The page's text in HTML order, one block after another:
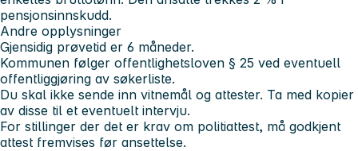
pensjonsinnskudd.
Andre opplysninger
Gjensidig prøvetid er 6 måneder.
Kommunen følger offentlighetsloven § 25 ved eventuell
offentliggjøring av søkerliste.
Du skal ikke sende inn vitnemål og attester. Ta med kopier
av disse til et eventuelt intervju.
For stillinger der det er krav om politiattest, må godkjent
attest fremvises før ansettelse.